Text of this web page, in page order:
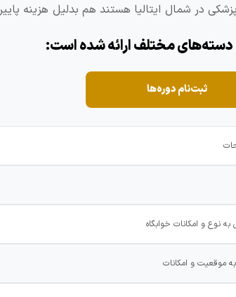
در شمال ایتالیا هستند هم بدلیل هزینه
دسته‌های مختلف ارائه شده است:
ثبت‌نام دوره‌ها
نوع و امکانات خوابگاه
موقعیت و امکانات